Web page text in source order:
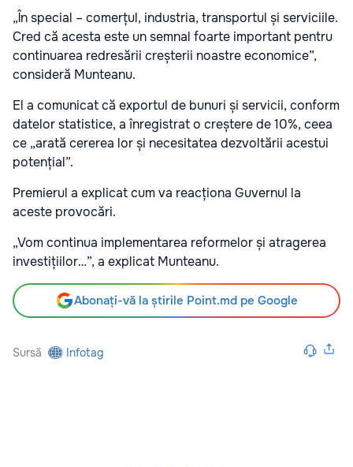
„În special – comerțul, industria, transportul și serviciile.
Cred că acesta este un semnal foarte important pentru
continuarea redresării creșterii noastre economice”,
consideră Munteanu.
El a comunicat că exportul de bunuri și servicii, conform
datelor statistice, a înregistrat o creștere de 10%, ceea
ce „arată cererea lor și necesitatea dezvoltării acestui
potențial”.
Premierul a explicat cum va reacționa Guvernul la
aceste provocări.
„Vom continua implementarea reformelor și atragerea
investițiilor…”, a explicat Munteanu.
Abonați-vă la știrile Point.md pe Google
Sursă Infotag